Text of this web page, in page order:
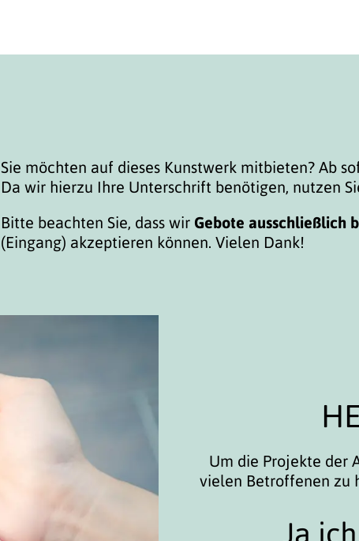
Sie möchten auf dieses Kunstwerk mitbieten? Ab
Da wir hierzu Ihre Unterschrift benötigen, nutzen
Bitte beachten Sie, dass wir Gebote ausschließlich
(Eingang) akzeptieren können. Vielen Dank!
Um die Projekte der
vielen Betroffenen zu
Ja